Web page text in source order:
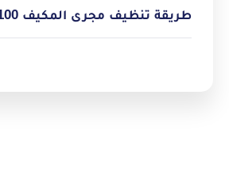
طريقة تنظيف مجرى المكيف 100%